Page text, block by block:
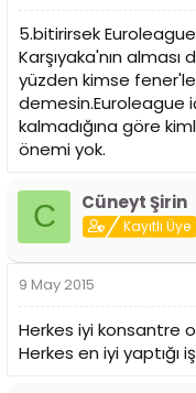
5.bitirirsek
Karşıyaka'nın
yüzden kimse
demesin.Euroleague
kalmadığına göre
önemi yok.
C Cüneyt Şirin
Kayıtlı Üye
9 May 2015
Herkes iyi konsantre
Herkes en iyi yaptığı